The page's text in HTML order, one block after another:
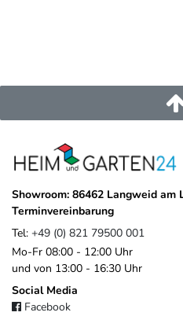
Ergebnis ist eine vielseitige,
Funktionalität, Design und
Platinum B.V.
Asselbergsstraat
4815Breda Niederlande
sales@platinum.nl
+31 76 572 0878
Showroom: 86462 Langweid am
Terminvereinbarung
Tel: +49 (0) 821 79500 001
Mo-Fr 08:00 - 12:00 Uhr
und von 13:00 - 16:30 Uhr
Social Media
Facebook